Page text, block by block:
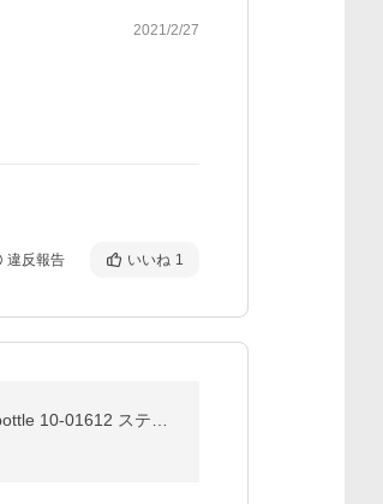
2021/2/27
違反報告 いいね 1